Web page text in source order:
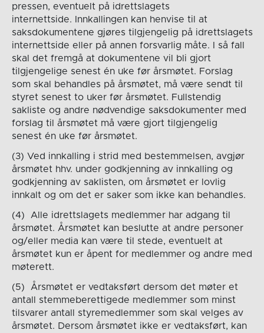
pressen, eventuelt på idrettslagets
internettside. Innkallingen kan henvise til at
saksdokumentene gjøres tilgjengelig på idrettslagets
internettside eller på annen forsvarlig måte. I så fall
skal det fremgå at dokumentene vil bli gjort
tilgjengelige senest én uke før årsmøtet. Forslag
som skal behandles på årsmøtet, må være sendt til
styret senest to uker før årsmøtet. Fullstendig
sakliste og andre nødvendige saksdokumenter med
forslag til årsmøtet må være gjort tilgjengelig
senest én uke før årsmøtet.
(3) Ved innkalling i strid med bestemmelsen, avgjør
årsmøtet hhv. under godkjenning av innkalling og
godkjenning av saklisten, om årsmøtet er lovlig
innkalt og om det er saker som ikke kan behandles.
(4) Alle idrettslagets medlemmer har adgang til
årsmøtet. Årsmøtet kan beslutte at andre personer
og/eller media kan være til stede, eventuelt at
årsmøtet kun er åpent for medlemmer og andre med
møterett.
(5) Årsmøtet er vedtaksført dersom det møter et
antall stemmeberettigede medlemmer som minst
tilsvarer antall styremedlemmer som skal velges av
årsmøtet. Dersom årsmøtet ikke er vedtaksført, kan